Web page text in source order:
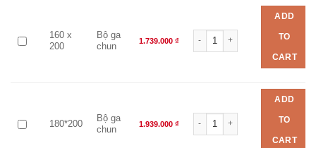
160 x
200
Bộ ga
chun
1.739.000 ₫
Bộ chăn ga EVERON EPM
ADD
TO
CART
180*200
Bộ ga
chun
1.939.000 ₫
Bộ chăn ga EVERON EPM
ADD
TO
CART